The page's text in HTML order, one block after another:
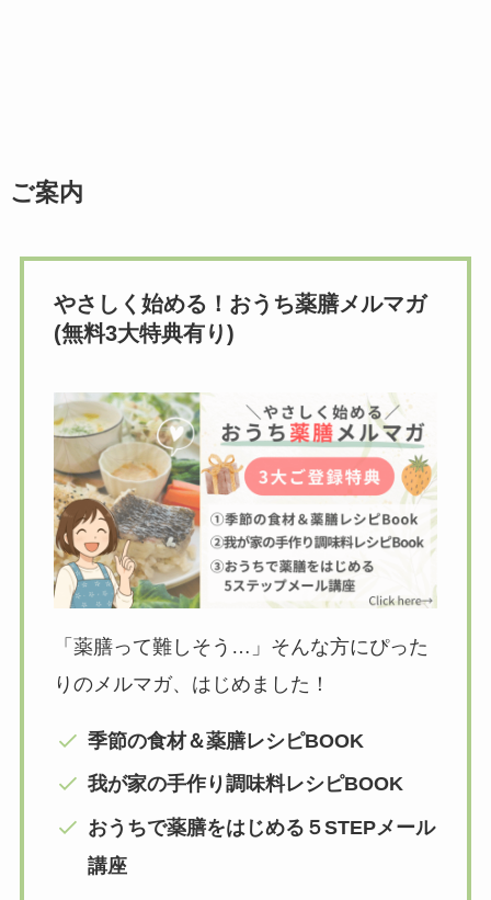
ご案内
やさしく始める！おうち薬膳メルマガ
(無料3大特典有り)
「薬膳って難しそう…」そんな方にぴった
りのメルマガ、はじめました！
季節の食材＆薬膳レシピBOOK
我が家の手作り調味料レシピBOOK
おうちで薬膳をはじめる５STEPメール
講座